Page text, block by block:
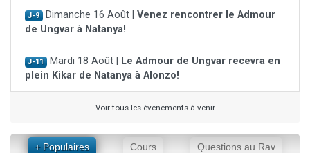
J-9 Dimanche 16 Août | Venez rencontrer le Admour
de Ungvar à Natanya!
J-11 Mardi 18 Août |
Le Admour de Ungvar recevra en
plein Kikar de Natanya à Alonzo!
Voir tous les événements à venir
+ Populaires Cours Questions au Rav